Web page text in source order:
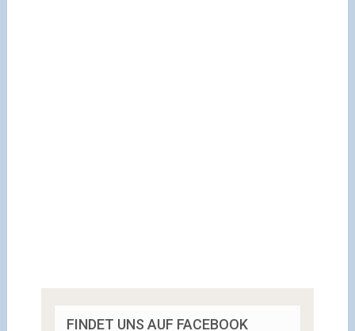
FINDET UNS AUF FACEBOOK